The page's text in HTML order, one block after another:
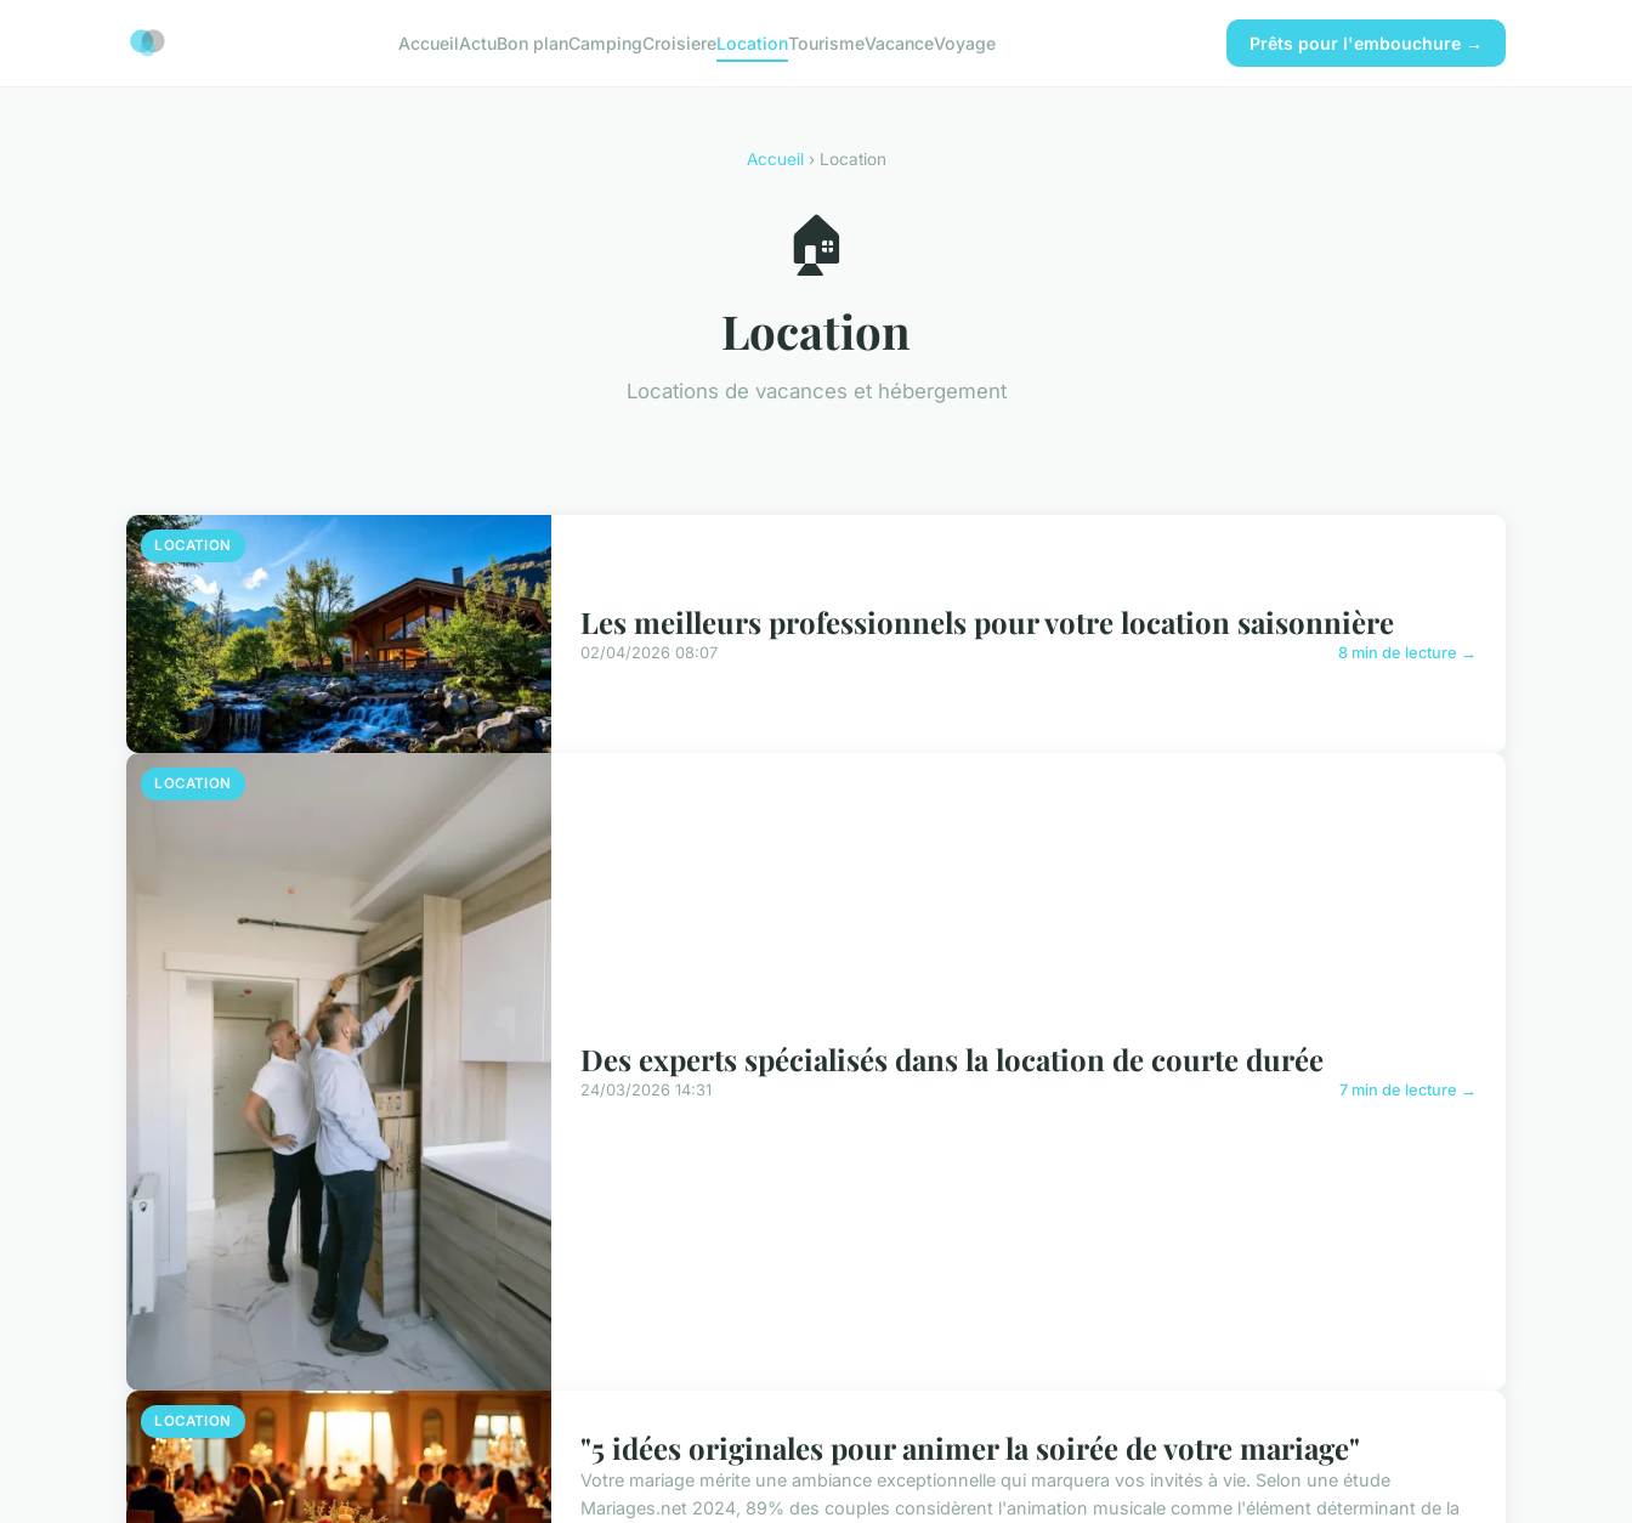
AccueilActuBon planCampingCroisiereLocationTourismeVacanceVoyage Prêts pour l'embouchure →
Accueil› Location
🏠
Location
Locations de vacances et hébergement
LOCATION
Les meilleurs professionnels pour votre location saisonnière
02/04/2026 08:07 8 min de lecture →
LOCATION
Des experts spécialisés dans la location de courte durée
24/03/2026 14:31 7 min de lecture →
LOCATION
"5 idées originales pour animer la soirée de votre mariage"
Votre mariage mérite une ambiance exceptionnelle qui marquera vos invités à vie. Selon une étude
Mariages.net 2024, 89% des couples considèrent l'animation musicale comme l'élément déterminant de la